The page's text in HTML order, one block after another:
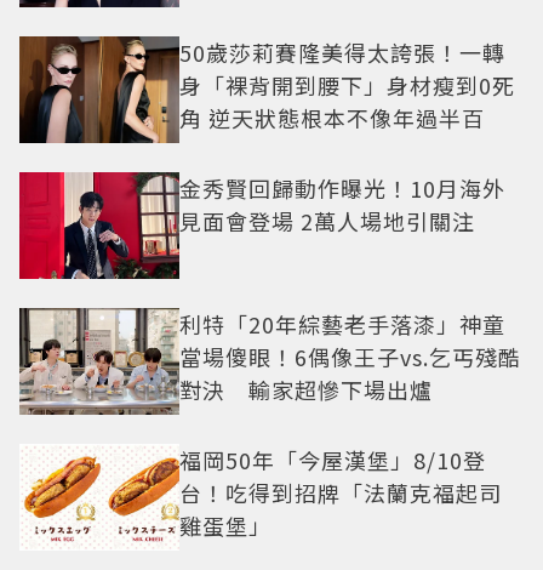
50歲莎莉賽隆美得太誇張！一轉
身「裸背開到腰下」身材瘦到0死
角 逆天狀態根本不像年過半百
金秀賢回歸動作曝光！10月海外
見面會登場 2萬人場地引關注
利特「20年綜藝老手落漆」神童
當場傻眼！6偶像王子vs.乞丐殘酷
對決 輸家超慘下場出爐
福岡50年「今屋漢堡」8/10登
台！吃得到招牌「法蘭克福起司
雞蛋堡」